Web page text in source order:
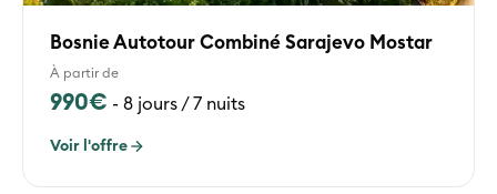
Bosnie Autotour Combiné Sarajevo Mostar
À partir de
990€ - 8 jours / 7 nuits
Voir l'offre